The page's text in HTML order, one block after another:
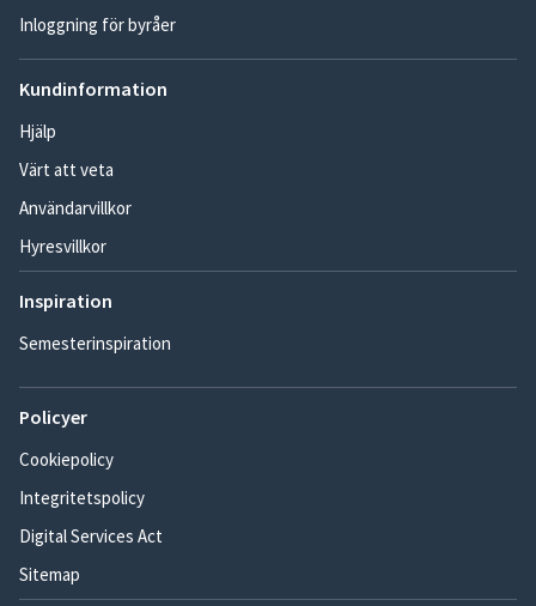
Inloggning för byråer
Kundinformation
Hjälp
Värt att veta
Användarvillkor
Hyresvillkor
Inspiration
Semesterinspiration
Policyer
Cookiepolicy
Integritetspolicy
Digital Services Act
Sitemap